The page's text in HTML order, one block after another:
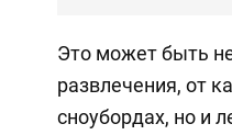
Это может быть
развлечения, от
сноубордах, но и